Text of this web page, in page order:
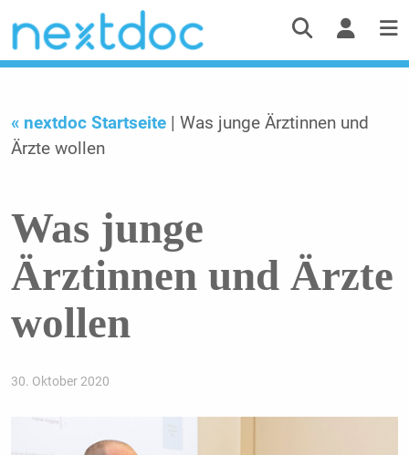
« nextdoc Startseite
| Was junge Ärztinnen und
Ärzte wollen
Was junge
Ärztinnen und Ärzte
wollen
30. Oktober 2020